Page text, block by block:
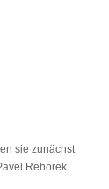
sie zunächst
Rehorek.